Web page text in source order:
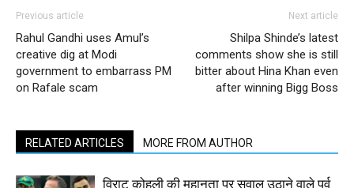
Previous article
Rahul Gandhi uses Amul’s
creative dig at Modi
government to embarrass PM
on Rafale scam
Next article
Shilpa Shinde’s latest
comments show she is still
bitter about Hina Khan even
after winning Bigg Boss
RELATED ARTICLES MORE FROM AUTHOR
विराट कोहली की महानता पर सवाल उठाने वाले पूर्व